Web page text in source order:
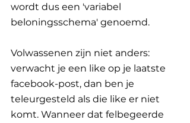
wordt dus een 'variabel
beloningsschema' genoemd.
Volwassenen zijn niet anders:
verwacht je een like op je laatste
facebook-post, dan ben je
teleurgesteld als die like er niet
komt. Wanneer dat felbegeerde